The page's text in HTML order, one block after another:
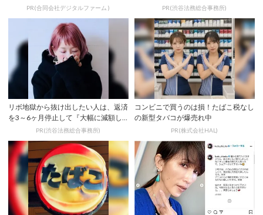
PR(合同会社デジタルファーム )
する方法』で...PR(渋谷法務総合事務所)
リボ地獄から抜け出したい人は、返済
を3～6ヶ月停止して『大幅に減額し
てから返済す...PR(渋谷法務総合事務所)
コンビニで買うのは損！たばこ税なし
の新型タバコが爆売れ中
PR(株式会社HAL)